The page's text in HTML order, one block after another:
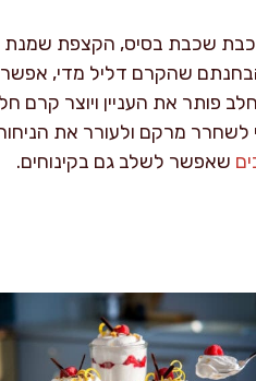
שכבת בסיס, הקצפת שמנת
שהקרם דליל מדי, אפשר
פותר את העניין ויוצר קרם
מרקם ולעורר את
שאפשר לשלב גם בקינוחים.